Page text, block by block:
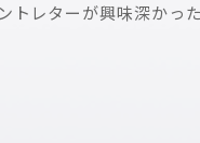
レターが興味深かっ